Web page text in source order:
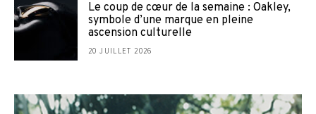
Le coup de cœur de la semaine : Oakley,
symbole d’une marque en pleine
ascension culturelle
20 JUILLET 2026